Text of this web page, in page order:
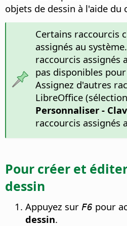
objets de dessin à l'aide du
Certains raccourcis
assignés au
raccourcis assignés
pas disponibles
Assignez d'autres
LibreOffice
Personnaliser -
raccourcis assignés
Pour créer et
dessin
Appuyez sur F6 pour
dessin.